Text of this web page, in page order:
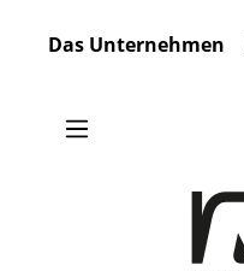
Das Unternehmen